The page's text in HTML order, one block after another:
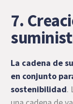
7.
La cadena de
en conjunto
sostenibilidad.